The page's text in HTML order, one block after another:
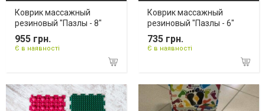
Коврик массажный
резиновый "Пазлы - 8"
955 грн.
Є в наявності
Коврик массажный
резиновый "Пазлы - 6"
735 грн.
Є в наявності